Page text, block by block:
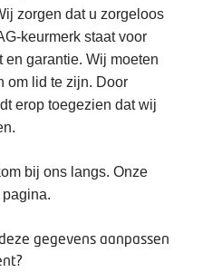
zorgen dat u zorgeloos
keurmerk staat voor
en garantie. Wij moeten
om lid te zijn. Door
erop toegezien dat wij
bij ons langs. Onze
gegevens aanpassen